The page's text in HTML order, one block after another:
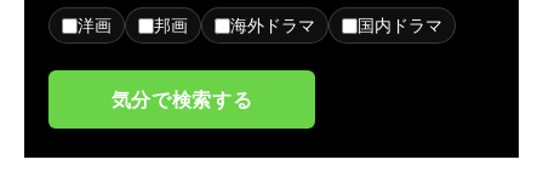
洋画 邦画 海外ドラマ 国内ドラマ
気分で検索する